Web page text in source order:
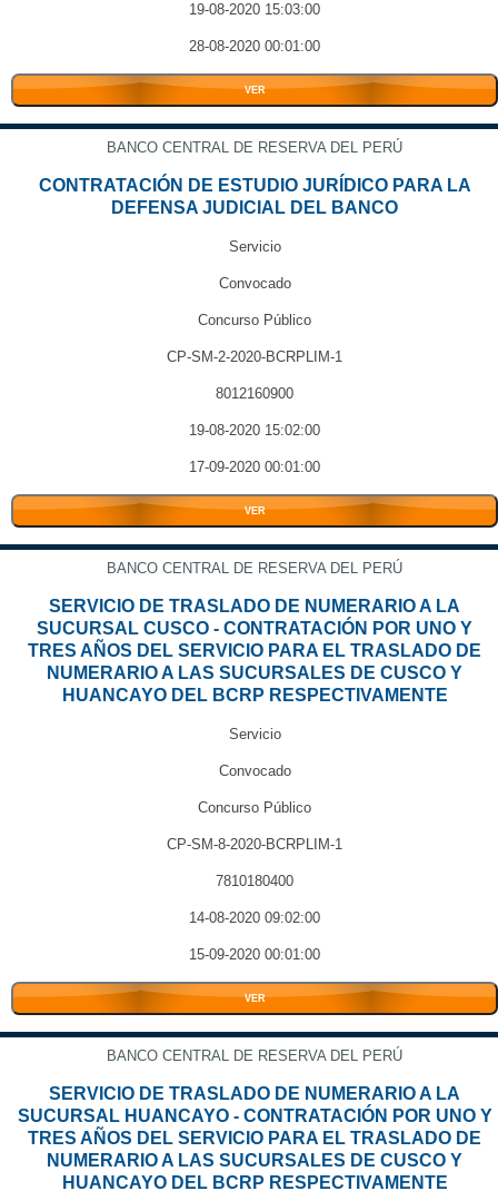
19-08-2020 15:03:00
28-08-2020 00:01:00
VER
BANCO CENTRAL DE RESERVA DEL PERÚ
CONTRATACIÓN DE ESTUDIO JURÍDICO PARA LA
DEFENSA JUDICIAL DEL BANCO
Servicio
Convocado
Concurso Público
CP-SM-2-2020-BCRPLIM-1
8012160900
19-08-2020 15:02:00
17-09-2020 00:01:00
VER
BANCO CENTRAL DE RESERVA DEL PERÚ
SERVICIO DE TRASLADO DE NUMERARIO A LA
SUCURSAL CUSCO - CONTRATACIÓN POR UNO Y
TRES AÑOS DEL SERVICIO PARA EL TRASLADO DE
NUMERARIO A LAS SUCURSALES DE CUSCO Y
HUANCAYO DEL BCRP RESPECTIVAMENTE
Servicio
Convocado
Concurso Público
CP-SM-8-2020-BCRPLIM-1
7810180400
14-08-2020 09:02:00
15-09-2020 00:01:00
VER
BANCO CENTRAL DE RESERVA DEL PERÚ
SERVICIO DE TRASLADO DE NUMERARIO A LA
SUCURSAL HUANCAYO - CONTRATACIÓN POR UNO Y
TRES AÑOS DEL SERVICIO PARA EL TRASLADO DE
NUMERARIO A LAS SUCURSALES DE CUSCO Y
HUANCAYO DEL BCRP RESPECTIVAMENTE